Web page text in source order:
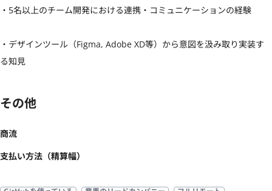
・5名以上のチーム開発における連携・コミュニケーションの経験
・デザインツール（Figma, Adobe XD等）から意図を汲み取り実装す
る知見
その他
商流
支払い方法（精算幅）